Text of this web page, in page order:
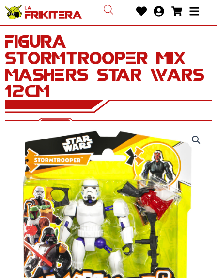
contenido
HeartUser-
circlecart
Bars
Figura
Stormtrooper Mix
Mashers Star Wars
12cm